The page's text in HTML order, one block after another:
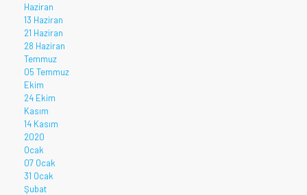
Haziran
13 Haziran
21 Haziran
28 Haziran
Temmuz
05 Temmuz
Ekim
24 Ekim
Kasım
14 Kasım
2020
Ocak
07 Ocak
31 Ocak
Şubat